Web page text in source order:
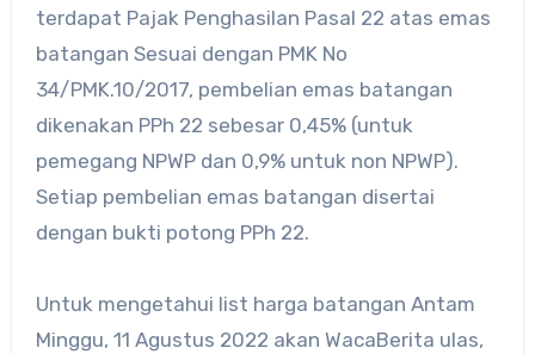
terdapat Pajak Penghasilan Pasal 22 atas emas
batangan Sesuai dengan PMK No
34/PMK.10/2017, pembelian emas batangan
dikenakan PPh 22 sebesar 0,45% (untuk
pemegang NPWP dan 0,9% untuk non NPWP).
Setiap pembelian emas batangan disertai
dengan bukti potong PPh 22.
Untuk mengetahui list harga batangan Antam
Minggu, 11 Agustus 2022 akan WacaBerita ulas,